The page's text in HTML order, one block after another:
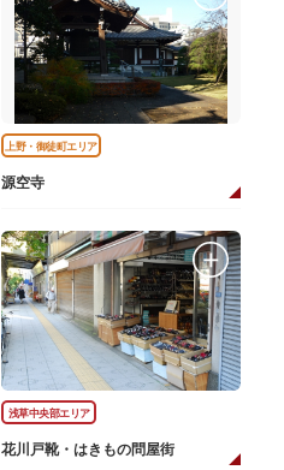
上野・御徒町エリア
源空寺
浅草中央部エリア
花川戸靴・はきもの問屋街